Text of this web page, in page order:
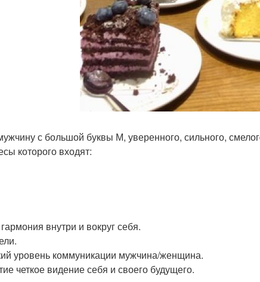
с большой буквы М, уверенного, сильного,
которого входят:
внутри и вокруг себя.
уровень коммуникации мужчина/женщина.
четкое видение себя и своего будущего.